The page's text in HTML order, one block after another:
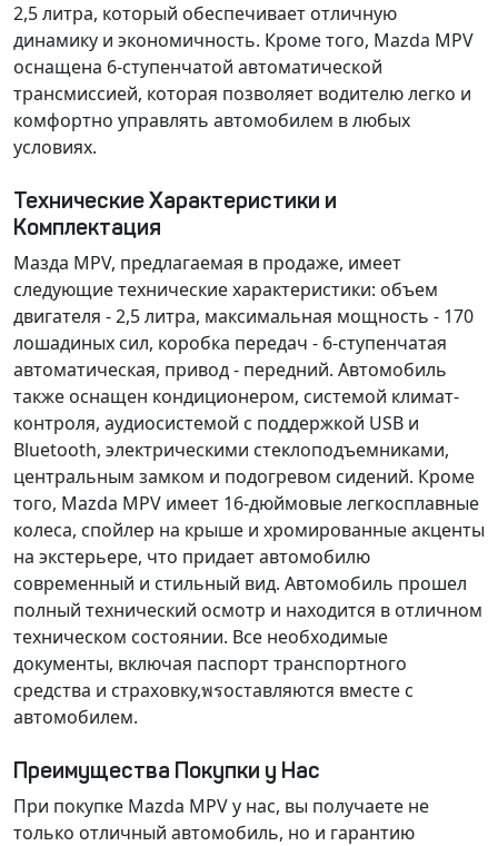
2,5 литра, который обеспечивает отличную
динамику и экономичность. Кроме того, Mazda MPV
оснащена 6-ступенчатой автоматической
трансмиссией, которая позволяет водителю легко и
комфортно управлять автомобилем в любых
условиях.
Технические Характеристики и
Комплектация
Мазда MPV, предлагаемая в продаже, имеет
следующие технические характеристики: объем
двигателя - 2,5 литра, максимальная мощность - 170
лошадиных сил, коробка передач - 6-ступенчатая
автоматическая, привод - передний. Автомобиль
также оснащен кондиционером, системой климат-
контроля, аудиосистемой с поддержкой USB и
Bluetooth, электрическими стеклоподъемниками,
центральным замком и подогревом сидений. Кроме
того, Mazda MPV имеет 16-дюймовые легкосплавные
колеса, спойлер на крыше и хромированные акценты
на экстерьере, что придает автомобилю
современный и стильный вид. Автомобиль прошел
полный технический осмотр и находится в отличном
техническом состоянии. Все необходимые
документы, включая паспорт транспортного
средства и страховку,พรоставляются вместе с
автомобилем.
Преимущества Покупки у Нас
При покупке Mazda MPV у нас, вы получаете не
только отличный автомобиль, но и гарантию